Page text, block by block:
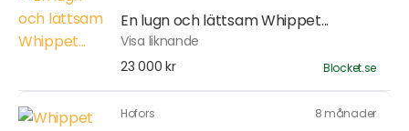
En lugn och lättsam Whippet...
Visa liknande
23 000 kr
Blocket.se
Hofors 8 månader